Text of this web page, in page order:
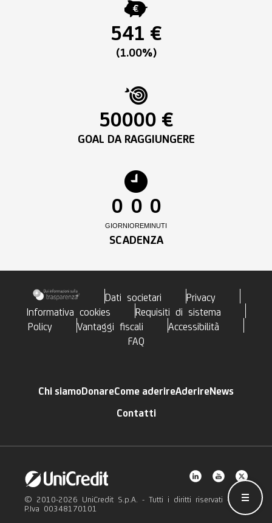
541 €
(1.00%)
50000 €
GOAL DA RAGGIUNGERE
0
GIORNI
0
ORE
0
MINUTI
SCADENZA
Dati societari
Privacy
Informativa cookies
Requisiti di sistema
Policy
Vantaggi fiscali
Accessibilità
FAQ
Chi siamoDonareCome aderireAderireNews
Contatti
© 2010-2026 UniCredit S.p.A. - Tutti i diritti riservati -
P.Iva 00348170101